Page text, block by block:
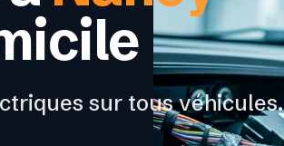
sur tous véhicules.